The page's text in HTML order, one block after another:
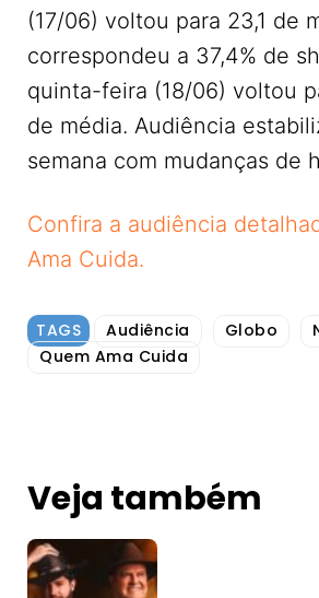
(17/06) voltou para 23,1 de
correspondeu a 37,4% de
quinta-feira (18/06) voltou
de média. Audiência
semana com mudanças de
Confira a audiência
Ama Cuida.
TAGS Audiência Globo
Quem Ama Cuida
Veja também